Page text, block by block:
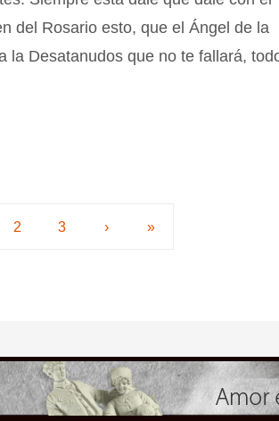
del Rosario esto, que el Ángel de la
la Desatanudos que no te fallará,
2 3 › »